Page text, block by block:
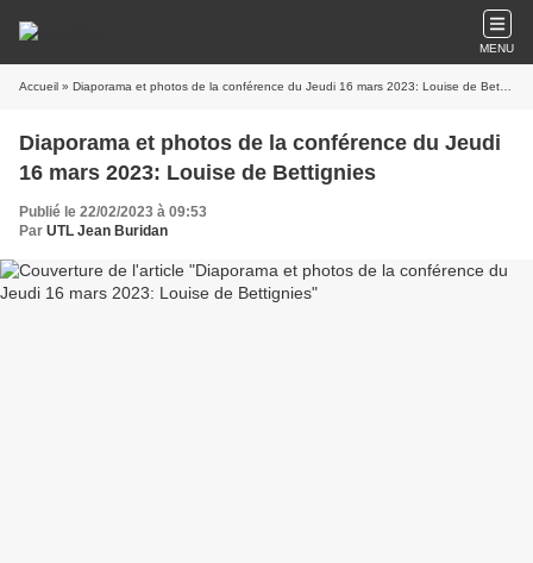
MENU
Accueil » Diaporama et photos de la conférence du Jeudi 16 mars 2023: Louise de Bettignies
Diaporama et photos de la conférence du Jeudi
16 mars 2023: Louise de Bettignies
Publié le 22/02/2023 à 09:53
Par UTL Jean Buridan